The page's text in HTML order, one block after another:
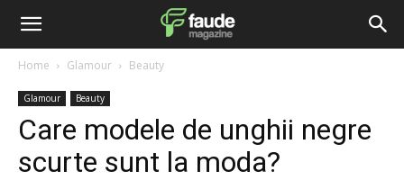
Home Glamour Beauty
Glamour Beauty
Care modele de unghii negre
scurte sunt la moda?